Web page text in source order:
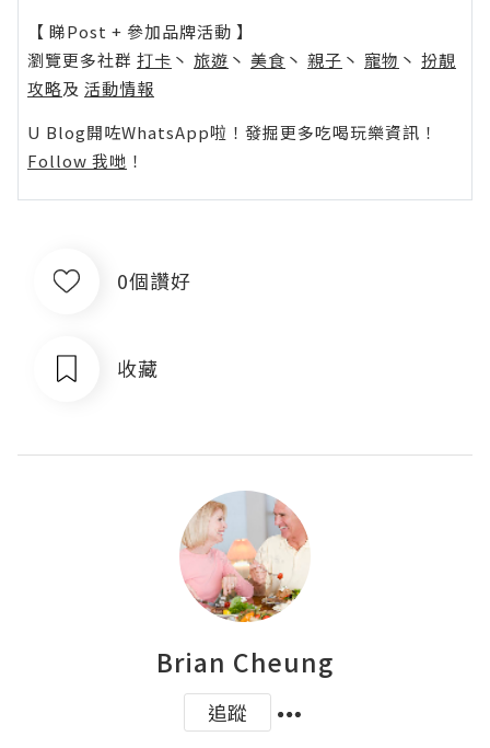
【 睇Post + 參加品牌活動 】
瀏覽更多社群 打卡 丶 旅遊 丶 美食 丶 親子 丶 寵物 丶 扮靚
攻略及 活動情報
U Blog開咗WhatsApp啦！發掘更多吃喝玩樂資訊！
Follow 我哋 ！
0個讚好
收藏
Brian Cheung
追蹤